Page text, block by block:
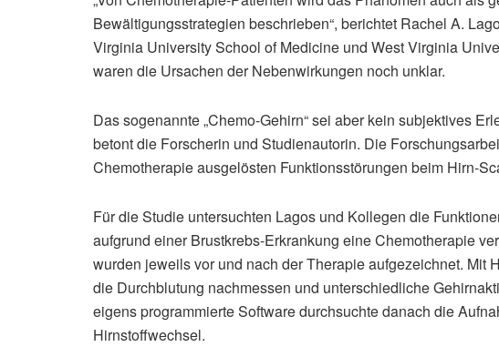
Bewältigungsstrategien beschrieben“, berichtet Rachel A.
Virginia University School of Medicine und West Virginia
waren die Ursachen der Nebenwirkungen noch unklar.
Das sogenannte „Chemo-Gehirn“ sei aber kein subjektives
betont die Forscherin und Studienautorin. Die
Chemotherapie ausgelösten Funktionsstörungen beim Hirn-
Für die Studie untersuchten Lagos und Kollegen die
aufgrund einer Brustkrebs-Erkrankung eine Chemotherapie
wurden jeweils vor und nach der Therapie aufgezeichnet. Mit
die Durchblutung nachmessen und unterschiedliche
eigens programmierte Software durchsuchte danach die
Hirnstoffwechsel.